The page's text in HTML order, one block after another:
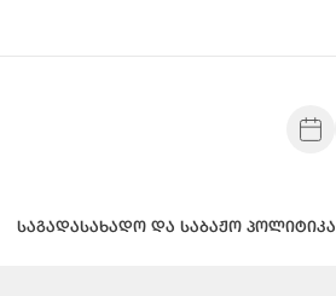
საგადასახადო და საბაჟო პოლიტიკა